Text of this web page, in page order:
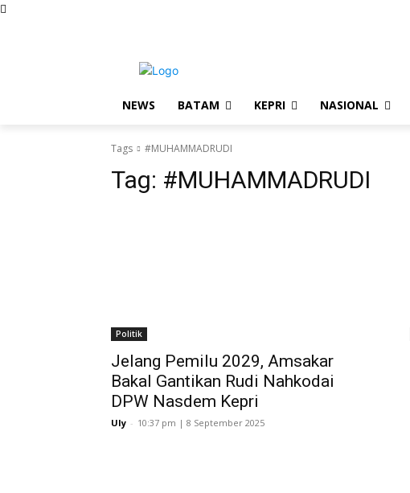
NEWS BATAM KEPRI NASIONAL
Tags #MUHAMMADRUDI
Tag: #MUHAMMADRUDI
Politik
Jelang Pemilu 2029, Amsakar
Bakal Gantikan Rudi Nahkodai
DPW Nasdem Kepri
Uly - 10:37 pm | 8 September 2025